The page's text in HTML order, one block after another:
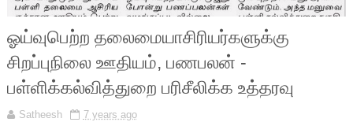
ஓய்வுபெற்ற தலைமையாசிரியர்களுக்கு
சிறப்புநிலை ஊதியம், பணபலன் -
பள்ளிக்கல்வித்துறை பரிசீலிக்க உத்தரவு
Satheesh
7 years ago